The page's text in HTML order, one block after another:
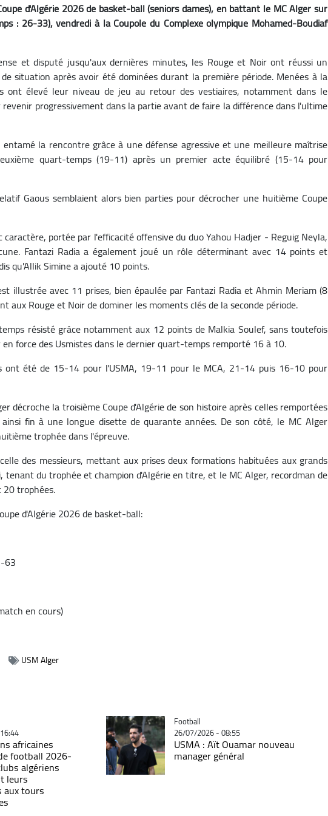
d'Algérie 2026 de basket-ball (seniors dames), en battant le MC Alger sur
: 26-33), vendredi à la Coupole du Complexe olympique Mohamed-Boudiaf
et disputé jusqu'aux dernières minutes, les Rouge et Noir ont réussi un
situation après avoir été dominées durant la première période. Menées à la
ont élevé leur niveau de jeu au retour des vestiaires, notamment dans le
progressivement dans la partie avant de faire la différence dans l'ultime
la rencontre grâce à une défense agressive et une meilleure maîtrise
quart-temps (19-11) après un premier acte équilibré (15-14 pour
Gaous semblaient alors bien parties pour décrocher une huitième Coupe
caractère, portée par l'efficacité offensive du duo Yahou Hadjer - Reguig Neyla,
Fantazi Radia a également joué un rôle déterminant avec 14 points et
qu'Allik Simine a ajouté 10 points.
illustrée avec 11 prises, bien épaulée par Fantazi Radia et Ahmin Meriam (8
aux Rouge et Noir de dominer les moments clés de la seconde période.
résisté grâce notamment aux 12 points de Malkia Soulef, sans toutefois
force des Usmistes dans le dernier quart-temps remporté 16 à 10.
ont été de 15-14 pour l'USMA, 19-11 pour le MCA, 21-14 puis 16-10 pour
décroche la troisième Coupe d'Algérie de son histoire après celles remportées
fin à une longue disette de quarante années. De son côté, le MC Alger
trophée dans l'épreuve.
des messieurs, mettant aux prises deux formations habituées aux grands
tenant du trophée et champion d'Algérie en titre, et le MC Alger, recordman de
20 trophées.
d'Algérie 2026 de basket-ball:
63
en cours)
USM Alger
africaines
football 2026-
algériens
leurs
aux tours
Catégorie
Football
26/07/2026 - 08:55
USMA : Aït Ouamar nouveau
manager général